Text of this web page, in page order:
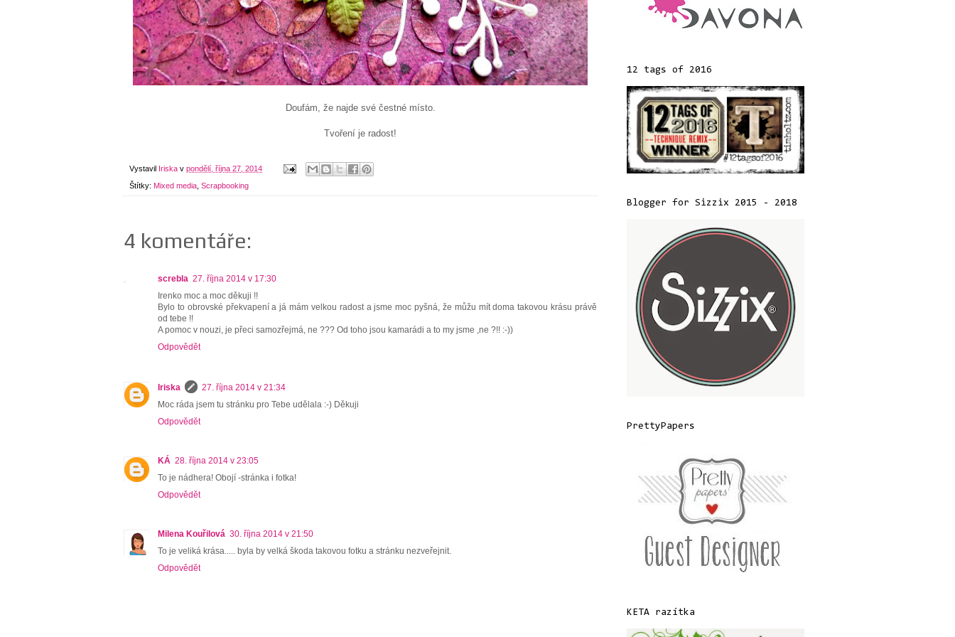
Doufám, že najde své čestné místo.
Tvoření je radost!
Vystavil Iriska v pondělí, října 27, 2014
Štítky: Mixed media Scrapbooking
4 komentáře:
screbla 27. října 2014 v 17:30
Irenko moc a moc děkuji !!
Bylo to obrovské překvapení a já mám velkou radost a jsme moc pyšná, že můžu mít doma takovou krásu právě
od tebe !!
A pomoc v nouzi, je přeci samozřejmá, ne ??? Od toho jsou kamarádi a to my jsme ,ne ?!! :-))
Odpovědět
Iriska
27. října 2014 v 21:34
Moc ráda jsem tu stránku pro Tebe udělala :-) Děkuji
Odpovědět
KÁ 28. října 2014 v 23:05
To je nádhera! Obojí -stránka i fotka!
Odpovědět
Milena Kouřilová 30. října 2014 v 21:50
To je veliká krása..... byla by velká škoda takovou fotku a stránku nezveřejnit.
Odpovědět
12 tags of 2016
Blogger for Sizzix 2015 - 2018
PrettyPapers
KETA razítka